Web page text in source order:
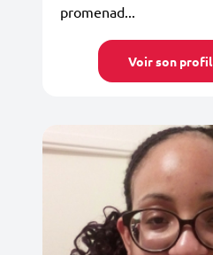
promenad...
Voir son profil